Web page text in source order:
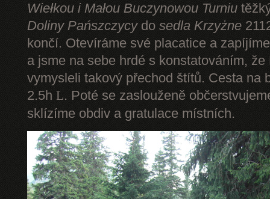
Wiełkou i Małou Buczynowou Turniu
Doliny Pańszczycydo sedla Krzyżne
končí. Otevíráme své placatice a
a jsme na sebe hrdé s konstatováním,
vymysleli takový přechod štítů. Cesta na
2.5h L. Poté se zaslouženě
sklízíme obdiv a gratulace místních.